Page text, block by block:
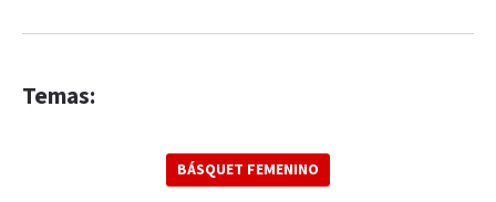
Temas:
BÁSQUET FEMENINO